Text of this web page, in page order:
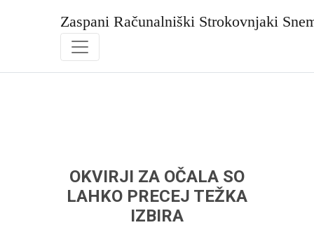
Zaspani Računalniški Strokovnjaki
OKVIRJI ZA OČALA SO
LAHKO PRECEJ TEŽKA
IZBIRA